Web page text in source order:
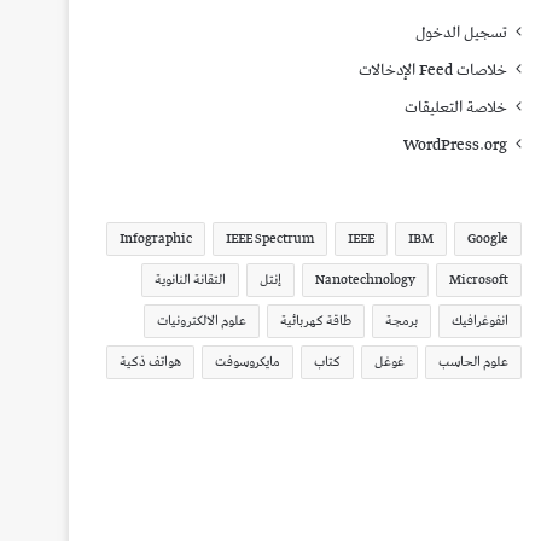
تسجيل الدخول
خلاصات Feed الإدخالات
خلاصة التعليقات
WordPress.org
Google
IBM
IEEE
IEEE Spectrum
Infographic
Microsoft
Nanotechnology إنتل
التقانة النانوية
انفوغرافيك
برمجة طاقة كهربائية
علوم الالكترونيات
علوم الحاسب
غوغل كتاب مايكروسوفت هواتف ذكية